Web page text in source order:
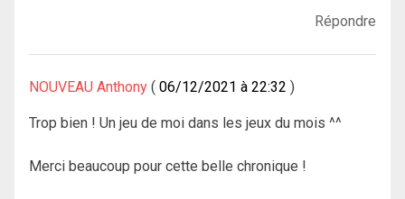
Répondre
NOUVEAU Anthony 06/12/2021 à 22:32
Trop bien ! Un jeu de moi dans les jeux du mois ^^
Merci beaucoup pour cette belle chronique !